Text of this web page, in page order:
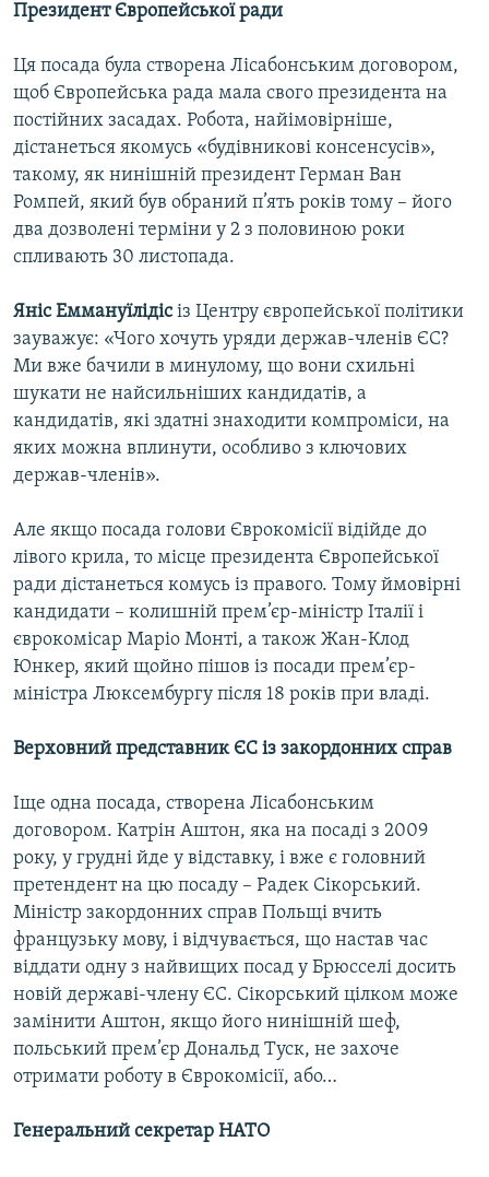
Президент Європейської ради
Ця посада була створена Лісабонським договором,
щоб Європейська рада мала свого президента на
постійних засадах. Робота, найімовірніше,
дістанеться якомусь «будівникові консенсусів»,
такому, як нинішній президент Герман Ван
Ромпей, який був обраний п’ять років тому – його
два дозволені терміни у 2 з половиною роки
спливають 30 листопада.
Яніс Еммануїлідісіз Центру європейської політики
зауважує: «Чого хочуть уряди держав-членів ЄС?
Ми вже бачили в минулому, що вони схильні
шукати не найсильніших кандидатів, а
кандидатів, які здатні знаходити компроміси, на
яких можна вплинути, особливо з ключових
держав-членів».
Але якщо посада голови Єврокомісії відійде до
лівого крила, то місце президента Європейської
ради дістанеться комусь із правого. Тому ймовірні
кандидати – колишній прем’єр-міністр Італії і
єврокомісар Маріо Монті, а також Жан-Клод
Юнкер, який щойно пішов із посади прем’єр-
міністра Люксембургу після 18 років при владі.
Верховний представник ЄС із закордонних справ
Іще одна посада, створена Лісабонським
договором. Катрін Аштон, яка на посаді з 2009
року, у грудні йде у відставку, і вже є головний
претендент на цю посаду – Радек Сікорський.
Міністр закордонних справ Польщі вчить
французьку мову, і відчувається, що настав час
віддати одну з найвищих посад у Брюсселі досить
новій державі-члену ЄС. Сікорський цілком може
замінити Аштон, якщо його нинішній шеф,
польський прем’єр Дональд Туск, не захоче
отримати роботу в Єврокомісії, або…
Генеральний секретар НАТО